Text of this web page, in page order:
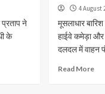
प्रताप ने
के
4 August
मूसलाधार
हाईवे कमेड़ा
दलदल में वाहन
Read More